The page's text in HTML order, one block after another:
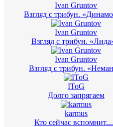
Ivan Gruntov
Взгляд с трибун.
Ivan Gruntov
Взгляд с трибун.
Ivan Gruntov
Взгляд с трибун.
IToG
Долго запрягаем
karmus
Кто сейчас